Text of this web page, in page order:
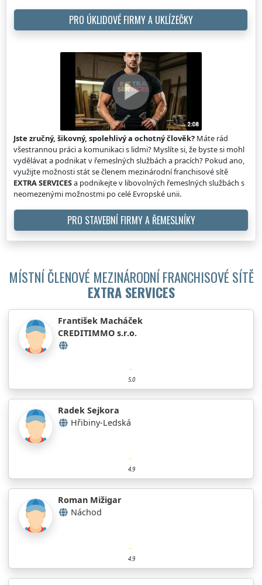
PRO ÚKLIDOVÉ FIRMY A UKLÍZEČKY
Jste zručný, šikovný, spolehlivý a ochotný člověk? Máte rád
všestrannou práci a komunikaci s lidmi? Myslíte si, že byste si mohl
vydělávat a podnikat v řemeslných službách a pracích? Pokud ano,
využijte možnosti stát se členem mezinárodní franchisové sítě
EXTRA SERVICESa podnikejte v libovolných řemeslných službách s
neomezenými možnostmi po celé Evropské unii.
PRO STAVEBNÍ FIRMY A ŘEMESLNÍKY
MÍSTNÍ ČLENOVÉ MEZINÁRODNÍ FRANCHISOVÉ SÍTĚ
EXTRA SERVICES
František Macháček
CREDITIMMO s.r.o.
5.0
Radek Sejkora
Hřibiny-Ledská
4.9
Roman Mižigar
Náchod
4.9